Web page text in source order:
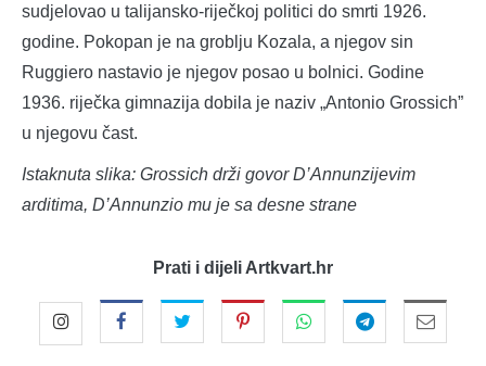
sudjelovao u talijansko-riječkoj politici do smrti 1926.
godine. Pokopan je na groblju Kozala, a njegov sin
Ruggiero nastavio je njegov posao u bolnici. Godine
1936. riječka gimnazija dobila je naziv „Antonio Grossich”
u njegovu čast.
Istaknuta slika: Grossich drži govor D’Annunzijevim
arditima, D’Annunzio mu je sa desne strane
Prati i dijeli Artkvart.hr